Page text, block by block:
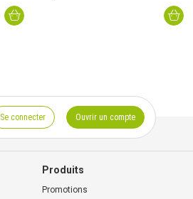
Se connecter Ouvrir un compte
Produits
Promotions